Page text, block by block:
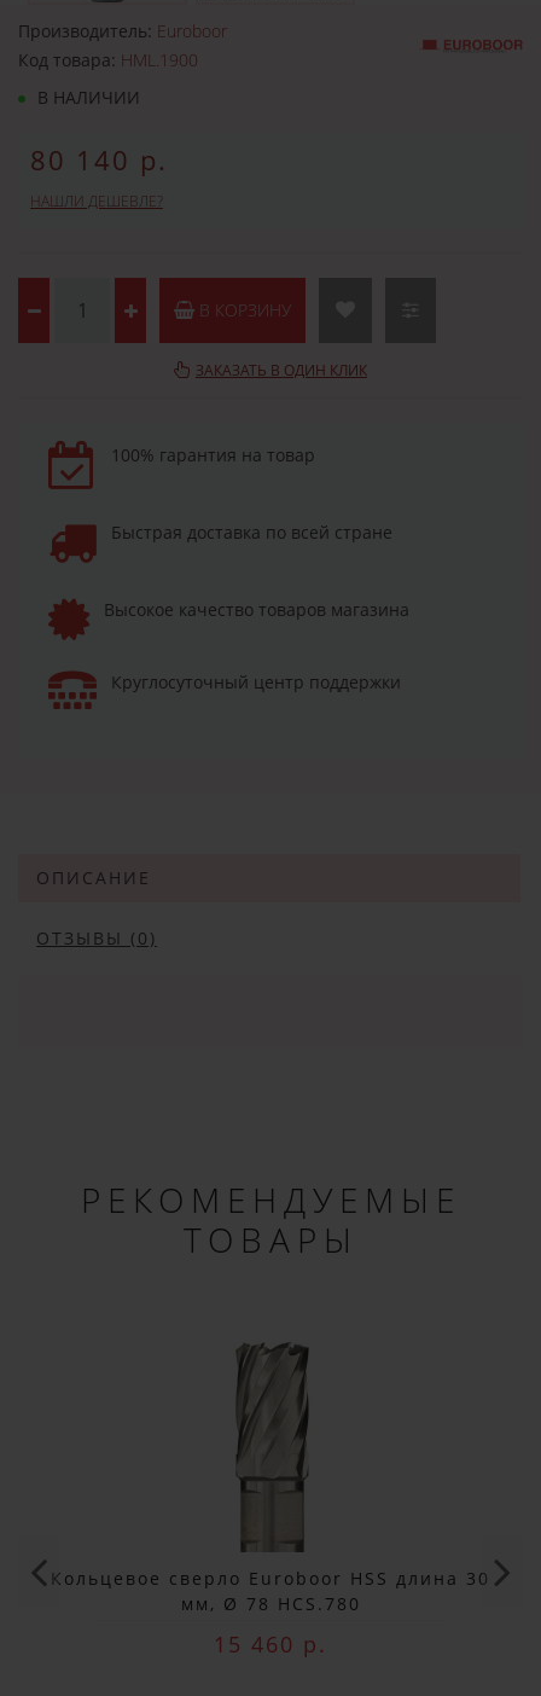
Не упусти выгоду!
Специальные предложения!
Производитель: Euroboor
Код товара: HML.1900
В НАЛИЧИИ
80 140 р.
НАШЛИ ДЕШЕВЛЕ?
В КОРЗИНУ
ЗАКАЗАТЬ В ОДИН КЛИК
100% гарантия на товар
Быстрая доставка по всей стране
Высокое качество товаров магазина
Круглосуточный центр поддержки
ОПИСАНИЕ
ОТЗЫВЫ (0)
РЕКОМЕНДУЕМЫЕ
ТОВАРЫ
Кольцевое сверло Euroboor HSS длина 30
мм, Ø 78 HCS.780
15 460 р.